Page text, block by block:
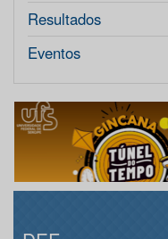
Resultados
Eventos